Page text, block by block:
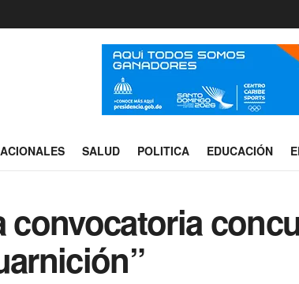
SALUD POLITICA EDUCACIÓN
convocatoria